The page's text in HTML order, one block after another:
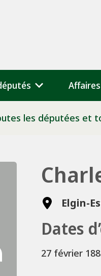
les députées et
Elgin-
Dates
27 février